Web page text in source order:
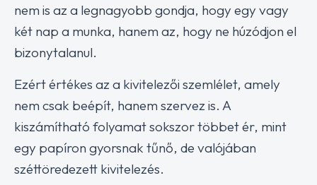
nem is az a legnagyobb gondja, hogy egy vagy
két nap a munka, hanem az, hogy ne húzódjon el
bizonytalanul.
Ezért értékes az a kivitelezői szemlélet, amely
nem csak beépít, hanem szervez is. A
kiszámítható folyamat sokszor többet ér, mint
egy papíron gyorsnak tűnő, de valójában
széttöredezett kivitelezés.